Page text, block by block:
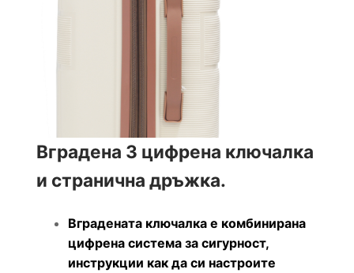
Вградена 3 цифрена ключалка
и странична дръжка.
Вградената ключалка е комбинирана
цифрена система за сигурност,
инструкции как да си настроите